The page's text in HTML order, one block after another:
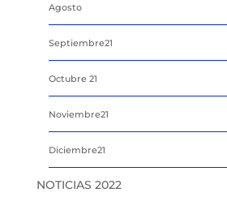
Agosto
Septiembre21
Octubre 21
Noviembre21
Diciembre21
NOTICIAS 2022